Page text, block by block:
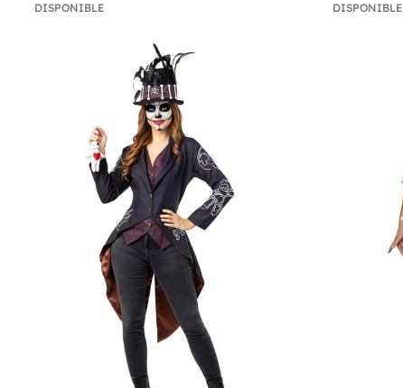
DISPONIBLE DISPONIBLE